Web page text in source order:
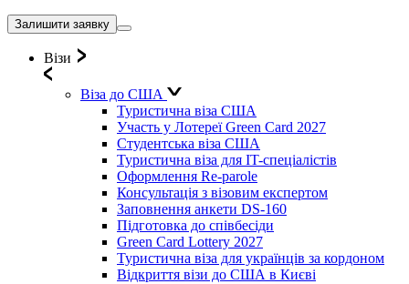
Залишити заявку
Візи
Віза до США
Туристична віза США
Участь у Лотереї Green Card 2027
Студентська віза США
Туристична віза для IT-спеціалістів
Оформлення Re-parole
Консультація з візовим експертом
Заповнення анкети DS-160
Підготовка до співбесіди
Green Card Lottery 2027
Туристична віза для українців за кордоном
Відкриття візи до США в Києві